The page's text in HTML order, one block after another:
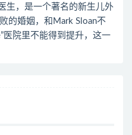
生，是一个著名的新生儿外
的婚姻，和Mark Sloan不
医院里不能得到提升，这一